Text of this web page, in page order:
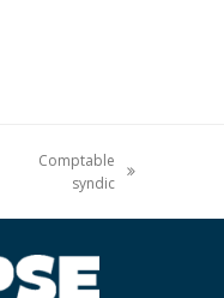
Comptable
syndic